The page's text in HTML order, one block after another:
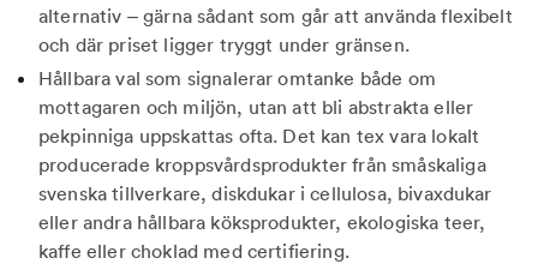
alternativ – gärna sådant som går att använda flexibelt
och där priset ligger tryggt under gränsen.
Hållbara val som signalerar omtanke både om
mottagaren och miljön, utan att bli abstrakta eller
pekpinniga uppskattas ofta. Det kan tex vara lokalt
producerade kroppsvårdsprodukter från småskaliga
svenska tillverkare, diskdukar i cellulosa, bivaxdukar
eller andra hållbara köksprodukter, ekologiska teer,
kaffe eller choklad med certifiering.